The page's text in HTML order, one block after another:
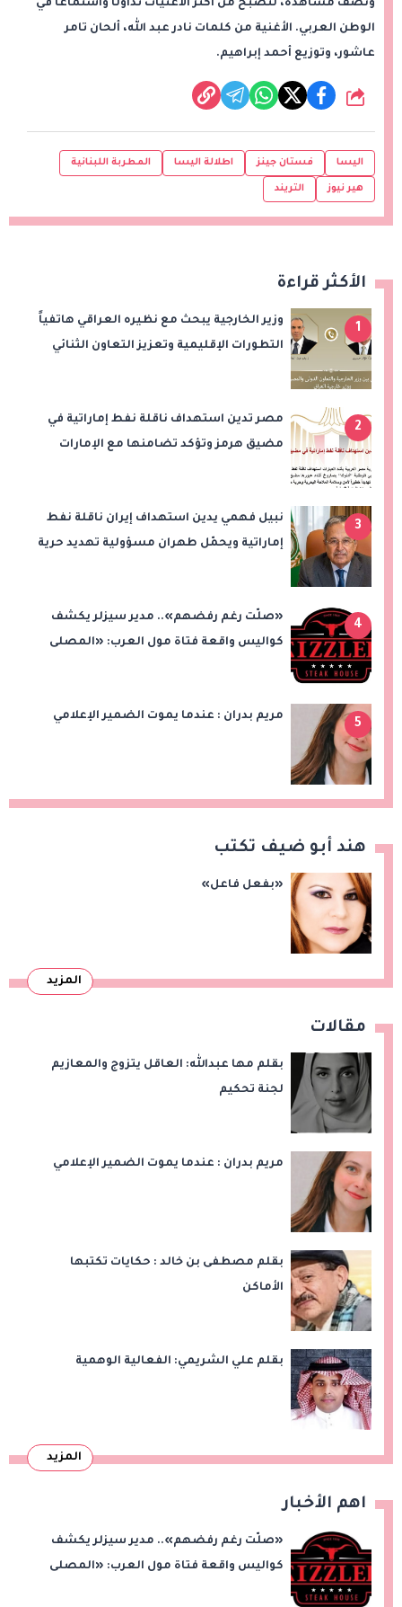
ونصف مشاهدة، لتصبح من أكثر الأغنيات تداولًا واستماعًا في
الوطن العربي. الأغنية من كلمات نادر عبد الله، ألحان تامر
عاشور، وتوزيع أحمد إبراهيم.
شارك
اليسا فستان جينز اطلالة اليسا المطربة اللبنانية
هير نيوز التريند
الأكثر قراءة
1
وزير الخارجية يبحث مع نظيره العراقي هاتفياً
التطورات الإقليمية وتعزيز التعاون الثنائي
2
مصر تدين استهداف ناقلة نفط إماراتية في
مضيق هرمز وتؤكد تضامنها مع الإمارات
3
نبيل فهمي يدين استهداف إيران ناقلة نفط
إماراتية ويحمّل طهران مسؤولية تهديد حرية
4
«صلّت رغم رفضهم».. مدير سيزلر يكشف
كواليس واقعة فتاة مول العرب: «المصلى
5
مريم بدران : عندما يموت الضمير الإعلامي
هند أبو ضيف تكتب
«بفعل فاعل»
المزيد
مقالات
بقلم مها عبدالله: العاقل يتزوج والمعازيم
لجنة تحكيم
مريم بدران : عندما يموت الضمير الإعلامي
بقلم مصطفى بن خالد : حكايات تكتبها
الأماكن
بقلم علي الشريمي: الفعالية الوهمية
المزيد
اهم الأخبار
«صلّت رغم رفضهم».. مدير سيزلر يكشف
كواليس واقعة فتاة مول العرب: «المصلى